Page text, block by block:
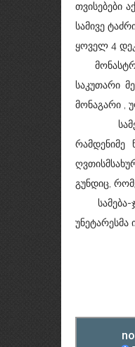
თვისებები
სამივე
ყოველ 4
საკუთარი
მონაგარი ,
სამება-
რამდენიმე
გუნდიც,
სამება-